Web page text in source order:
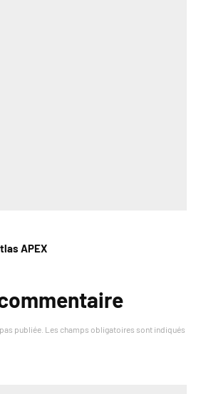
APEX
publiée. Les champs obligatoires sont indiqués